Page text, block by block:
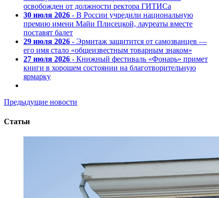
освобожден от должности ректора ГИТИСа
30 июля 2026 - В России учредили национальную
премию имени Майи Плисецкой, лауреаты вместе
поставят балет
29 июля 2026 - Эрмитаж защитится от самозванцев —
его имя стало «общеизвестным товарным знаком»
27 июля 2026 - Книжный фестиваль «Фонарь» примет
книги в хорошем состоянии на благотворительную
ярмарку
Предыдущие новости
Статьи